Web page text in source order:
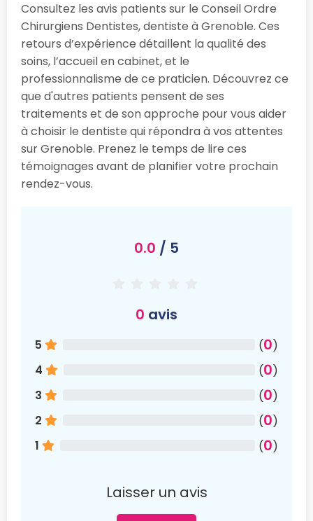
Consultez les avis patients sur le Conseil Ordre
Chirurgiens Dentistes, dentiste à Grenoble. Ces
retours d’expérience détaillent la qualité des
soins, l’accueil en cabinet, et le
professionnalisme de ce praticien. Découvrez ce
que d'autres patients pensent de ses
traitements et de son approche pour vous aider
à choisir le dentiste qui répondra à vos attentes
sur Grenoble. Prenez le temps de lire ces
témoignages avant de planifier votre prochain
rendez-vous.
0.0 / 5
0 avis
5 (0)
4
(0)
3
(0)
2
(0)
1
(0)
Laisser un avis